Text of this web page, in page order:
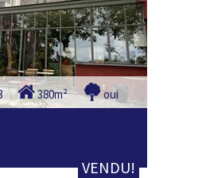
380m² oui
VENDU!